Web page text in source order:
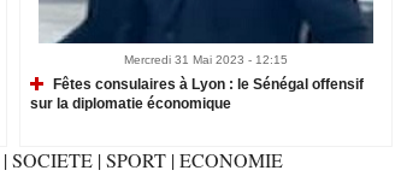
Mercredi 31 Mai 2023 - 12:15
Fêtes consulaires à Lyon : le Sénégal offensif
sur la diplomatie économique
|SOCIETE |SPORT |ECONOMIE